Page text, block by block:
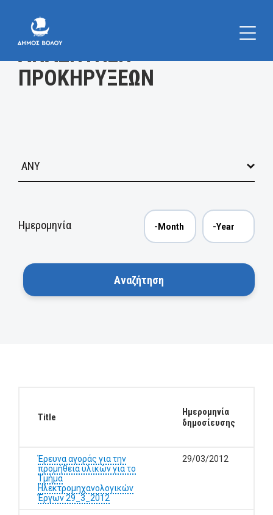
ΑΝΑΖΗΤΗΣΗ
ΠΡΟΚΗΡΥΞΕΩΝ
Ημερομηνία
Title
Ημερομηνία
δημοσίευσης
Έρευνα αγοράς για την
προμήθεια υλικών για το
Τμήμα
Ηλεκτρομηχανολογικών
Έργων 29_3_2012
29/03/2012